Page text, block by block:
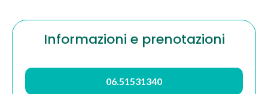
Informazioni e prenotazioni
06.51531340